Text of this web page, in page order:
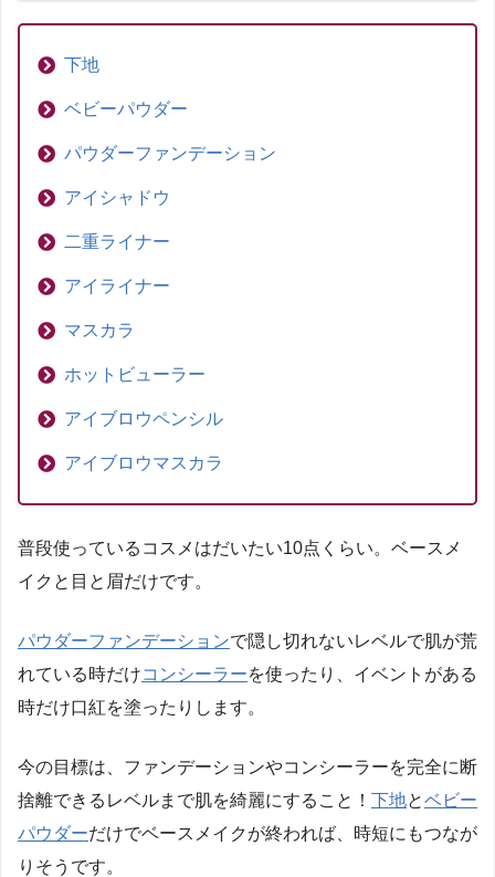
下地
ベビーパウダー
パウダーファンデーション
アイシャドウ
二重ライナー
アイライナー
マスカラ
ホットビューラー
アイブロウペンシル
アイブロウマスカラ
普段使っているコスメはだいたい10点くらい。ベースメ
イクと目と眉だけです。
パウダーファンデーションで隠し切れないレベルで肌が荒
れている時だけコンシーラーを使ったり、イベントがある
時だけ口紅を塗ったりします。
今の目標は、ファンデーションやコンシーラーを完全に断
捨離できるレベルまで肌を綺麗にすること！ 下地とベビー
パウダーだけでベースメイクが終われば、時短にもつなが
りそうです。